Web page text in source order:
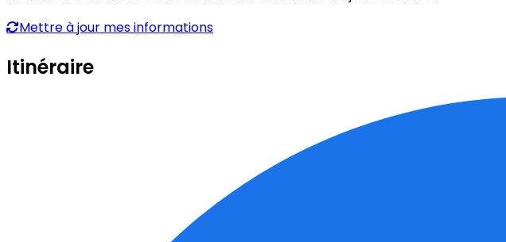
Mettre à jour mes informations
Itinéraire